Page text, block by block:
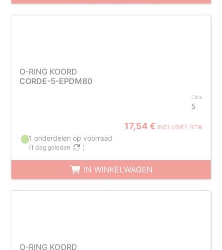
O-RING KOORD
CORDE-5-EPDM80
Dikte
5
17,54 € INCLUSIEF BTW
1 onderdelen op voorraad
(1 dag geleden )
IN WINKELWAGEN
O-RING KOORD